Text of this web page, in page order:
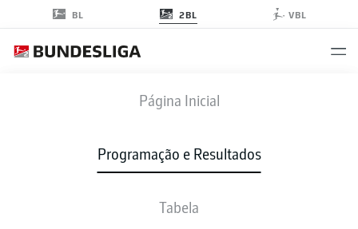
BL 2BL VBL
Página Inicial
Programação e Resultados
Tabela
WOB FCE
ESCALAÇÕES